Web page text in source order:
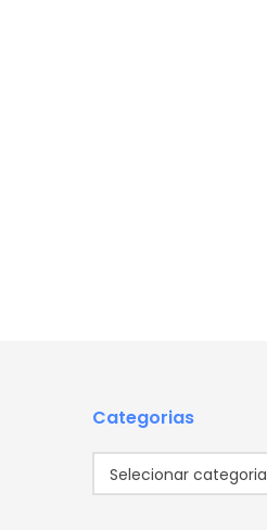
Categorias
Selecionar categoria